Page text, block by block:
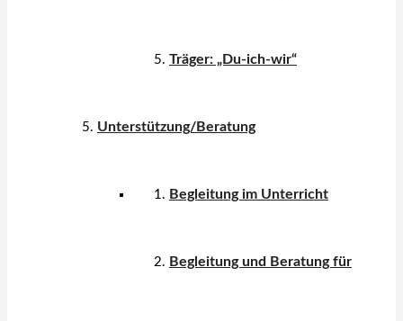
Träger: „Du-ich-wir“
Unterstützung/Beratung
Begleitung im Unterricht
Begleitung und Beratung für